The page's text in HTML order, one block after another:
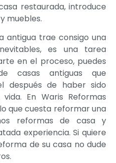
restaurada, introduce
muebles.
antigua trae consigo una
es una tarea
en el proceso, puedes
casas antiguas que
después de haber sido
En Waris Reformas
que cuesta reformar una
reformas de casa y
experiencia. Si quiere
de su casa no dude